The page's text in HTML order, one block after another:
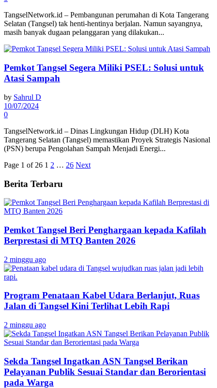
TangselNetwork.id – Pembangunan perumahan di Kota Tangerang
Selatan (Tangsel) tak henti-hentinya berjalan. Namun sayangnya,
masih banyak dugaan pelanggaran yang dilakukan...
Pemkot Tangsel Segera Miliki PSEL: Solusi untuk
Atasi Sampah
by Sahrul D
10/07/2024
0
TangselNetwork.id – Dinas Lingkungan Hidup (DLH) Kota
Tangerang Selatan (Tangsel) memastikan Proyek Strategis Nasional
(PSN) berupa Pengolahan Sampah Menjadi Energi...
Page 1 of 26 1 2 … 26 Next
Berita Terbaru
Pemkot Tangsel Beri Penghargaan kepada Kafilah
Berprestasi di MTQ Banten 2026
2 minggu ago
Program Penataan Kabel Udara Berlanjut, Ruas
Jalan di Tangsel Kini Terlihat Lebih Rapi
2 minggu ago
Sekda Tangsel Ingatkan ASN Tangsel Berikan
Pelayanan Publik Sesuai Standar dan Berorientasi
pada Warga